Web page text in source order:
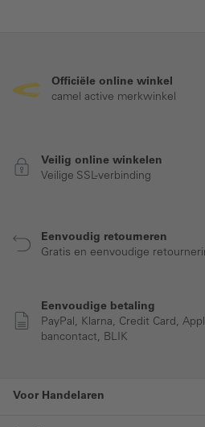
Officiële online winkel
camel active merkwinkel
Veilig online winkelen
Veilige SSL-verbinding
Eenvoudig retourneren
Gratis en eenvoudige
Eenvoudige betaling
PayPal, Klarna, Credit Card,
bancontact, BLIK
Voor Handelaren